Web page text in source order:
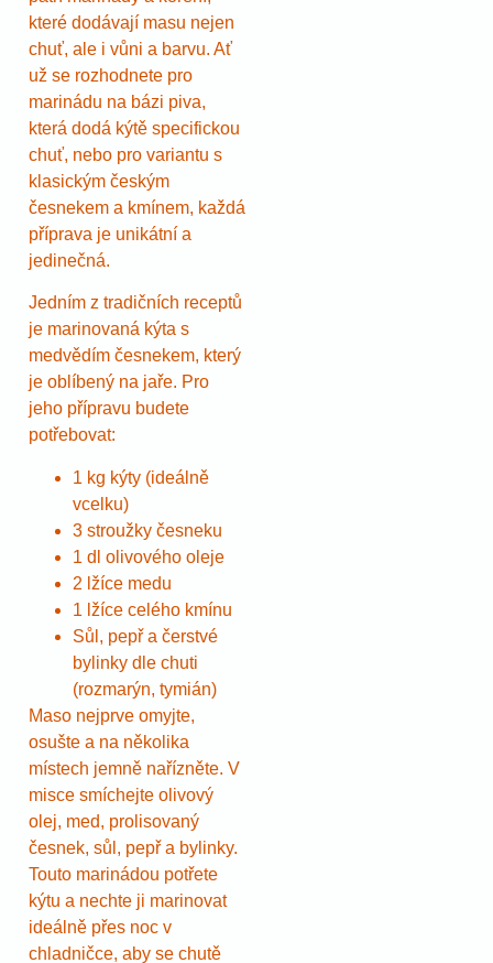
které dodávají masu nejen
chuť, ale i vůni a barvu. Ať
už se rozhodnete pro
marinádu na bázi piva,
která dodá kýtě specifickou
chuť, nebo pro variantu s
klasickým českým
česnekem a kmínem, každá
příprava je unikátní a
jedinečná.
Jedním z tradičních receptů
je marinovaná kýta s
medvědím česnekem, který
je oblíbený na jaře. Pro
jeho přípravu budete
potřebovat:
1 kg kýty (ideálně
vcelku)
3 stroužky česneku
1 dl olivového oleje
2 lžíce medu
1 lžíce celého kmínu
Sůl, pepř a čerstvé
bylinky dle chuti
(rozmarýn, tymián)
Maso nejprve omyjte,
osušte a na několika
místech jemně nařízněte. V
misce smíchejte olivový
olej, med, prolisovaný
česnek, sůl, pepř a bylinky.
Touto marinádou potřete
kýtu a nechte ji marinovat
ideálně přes noc v
chladničce, aby se chutě